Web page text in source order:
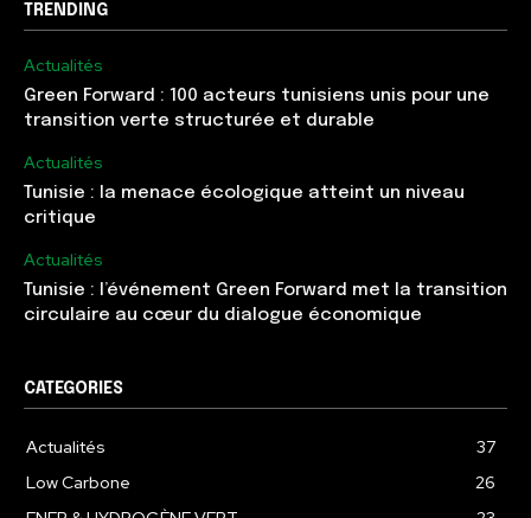
TRENDING
Actualités
Green Forward : 100 acteurs tunisiens unis pour une
transition verte structurée et durable
Actualités
Tunisie : la menace écologique atteint un niveau
critique
Actualités
Tunisie : l’événement Green Forward met la transition
circulaire au cœur du dialogue économique
CATEGORIES
Actualités
37
Low Carbone
26